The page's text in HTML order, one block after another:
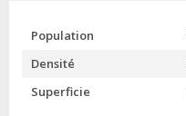
Population
Densité
Superficie